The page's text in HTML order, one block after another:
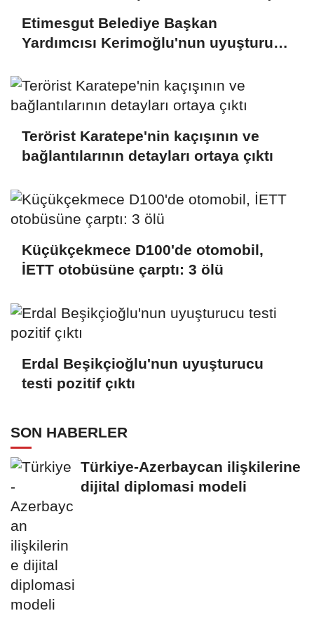
Etimesgut Belediye Başkan
Yardımcısı Kerimoğlu'nun uyuşturucu
Terörist Karatepe'nin kaçışının ve
bağlantılarının detayları ortaya çıktı
Küçükçekmece D100'de otomobil,
İETT otobüsüne çarptı: 3 ölü
Erdal Beşikçioğlu'nun uyuşturucu
testi pozitif çıktı
SON HABERLER
Türkiye-Azerbaycan ilişkilerine
dijital diplomasi modeli